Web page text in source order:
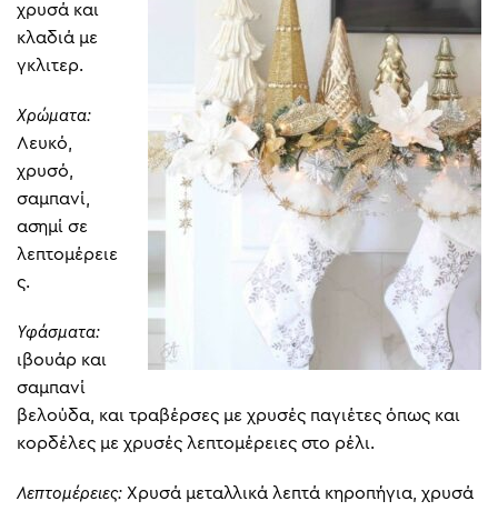
χρυσά και
κλαδιά με
γκλιτερ.
Χρώματα:
Λευκό,
χρυσό,
σαμπανί,
ασημί σε
λεπτομέρειε
ς.
Υφάσματα:
ιβουάρ και
σαμπανί
βελούδα, και τραβέρσες με χρυσές παγιέτες όπως και
κορδέλες με χρυσές λεπτομέρειες στο ρέλι.
Λεπτομέρειες: Χρυσά μεταλλικά λεπτά κηροπήγια, χρυσά